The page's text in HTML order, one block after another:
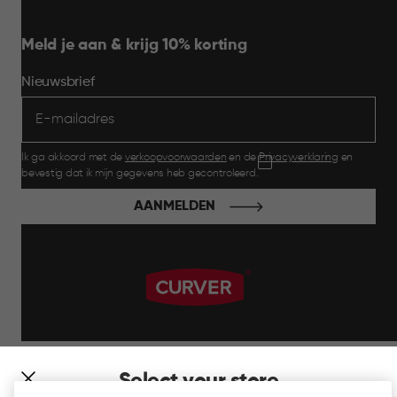
Select your store
Meld je aan & krijg 10% korting
Nieuwsbrief
Ik ga akkoord met de verkoopvoorwaarden en dePrivacyverklaring en
bevestig dat ik mijn gegevens heb gecontroleerd.
AANMELDEN